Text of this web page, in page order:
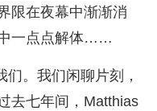
限在夜幕中渐渐消
一点点解体……
。我们闲聊片刻，
去七年间，Matthias